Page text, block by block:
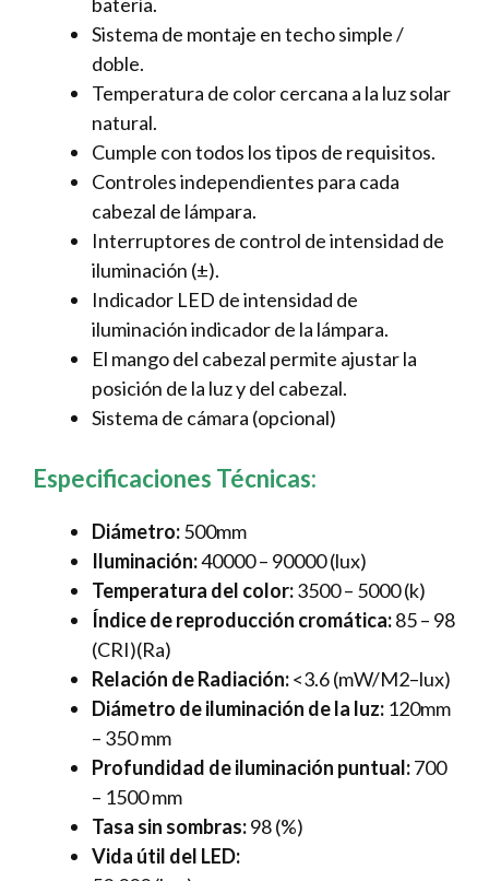
Sistema de montaje en techo simple /
doble.
Temperatura de color cercana a la luz solar
natural.
Cumple con todos los tipos de requisitos.
Controles independientes para cada
cabezal de lámpara.
Interruptores de control de intensidad de
iluminación (±).
Indicador LED de intensidad de
iluminación indicador de la lámpara.
El mango del cabezal permite ajustar la
posición de la luz y del cabezal.
Sistema de cámara (opcional)
Especificaciones Técnicas:
Diámetro:500mm
Iluminación:40000 – 90000 (lux)
Temperatura del color:3500 – 5000 (k)
Índice de reproducción cromática:85 – 98
(CRI)(Ra)
Relación de Radiación:<3.6 (mW/M2–lux)
Diámetro de iluminación de la luz: 120mm
– 350 mm
Profundidad de iluminación puntual:700
– 1500 mm
Tasa sin sombras:98 (%)
Vida útil del LED: